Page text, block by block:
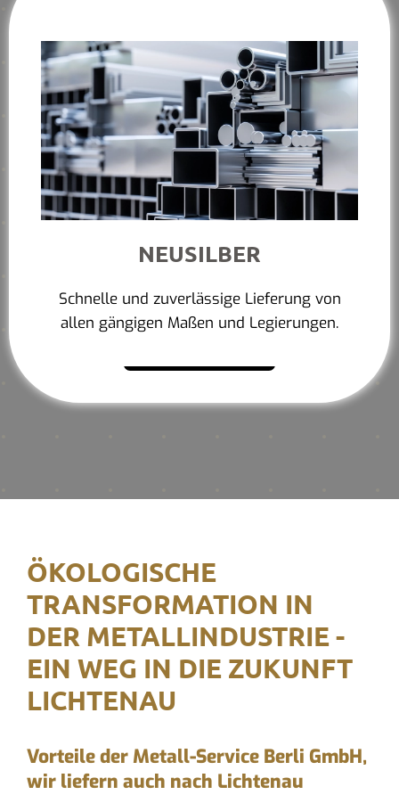
NEUSILBER
Schnelle und zuverlässige Lieferung von
allen gängigen Maßen und Legierungen.
ÖKOLOGISCHE
TRANSFORMATION IN
DER METALLINDUSTRIE -
EIN WEG IN DIE ZUKUNFT
LICHTENAU
Vorteile der Metall-Service Berli GmbH,
wir liefern auch nach Lichtenau